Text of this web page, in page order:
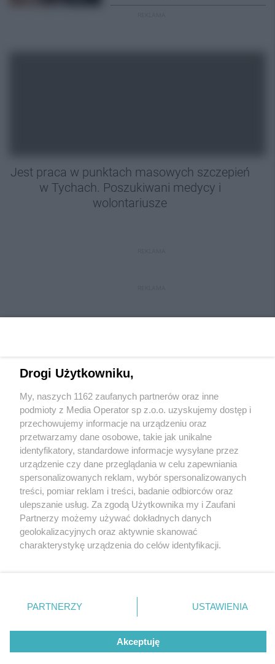
Jest praca w punktach masowych szczepień
w Tychach. Poszukiwani medycy i
wolontariusze
Wydawca mediówlokalnych
Nie zapomnij
zapoznać się z:
polityką prywatności regulamin korzystania z portali
Twojemiasto
Piekary Śląskie
Chorzów
Tarnowskie Góry
Gliwice
Skontakuj sięz nami
Kontakt
Wydawca
Redakcja
Drogi Użytkowniku,
My, naszych 1162 zaufanych partnerów oraz inne
podmioty z Media Operator sp z.o.o. uzyskujemy dostęp i
przechowujemy informacje na urządzeniu oraz
przetwarzamy dane osobowe, takie jak unikalne
identyfikatory, standardowe informacje wysyłane przez
urządzenie czy dane przeglądania w celu zapewniania
spersonalizowanych reklam, wybór spersonalizowanych
treści, pomiar reklam i treści, badanie odbiorców oraz
ulepszanie usług. Za zgodą Użytkownika my i Zaufani
Partnerzy możemy używać dokładnych danych
geolokalizacyjnych oraz aktywnie skanować
charakterystykę urządzenia do celów identyfikacji.
zmienić/wycofać klikając przycisk ustawień prywatności
znajdujący się w lewym dolnym rogu strony
rodzaje przetwarzania danych nie wymagają zgody
użytkownika, ale masz prawo sprzeciwić się takiemu
przetwarzaniu. Preferencje będą miały zastosowania tylko
PARTNERZY USTAWIENIA
Akceptuję